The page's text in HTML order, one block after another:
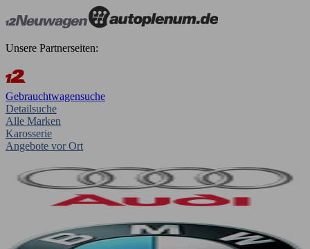
Unsere Partnerseiten:
Gebrauchtwagensuche
Detailsuche
Alle Marken
Karosserie
Angebote vor Ort